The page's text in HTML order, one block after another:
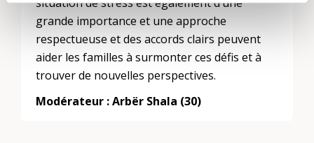
grande importance et une approche
respectueuse et des accords clairs peuvent
aider les familles à surmonter ces défis et à
trouver de nouvelles perspectives.
Modérateur : Arbër Shala (30)